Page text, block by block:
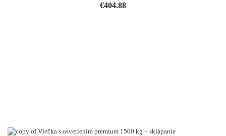
Price
€404.88